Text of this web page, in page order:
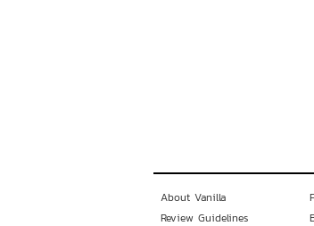
About Vanilla
Review Guidelines